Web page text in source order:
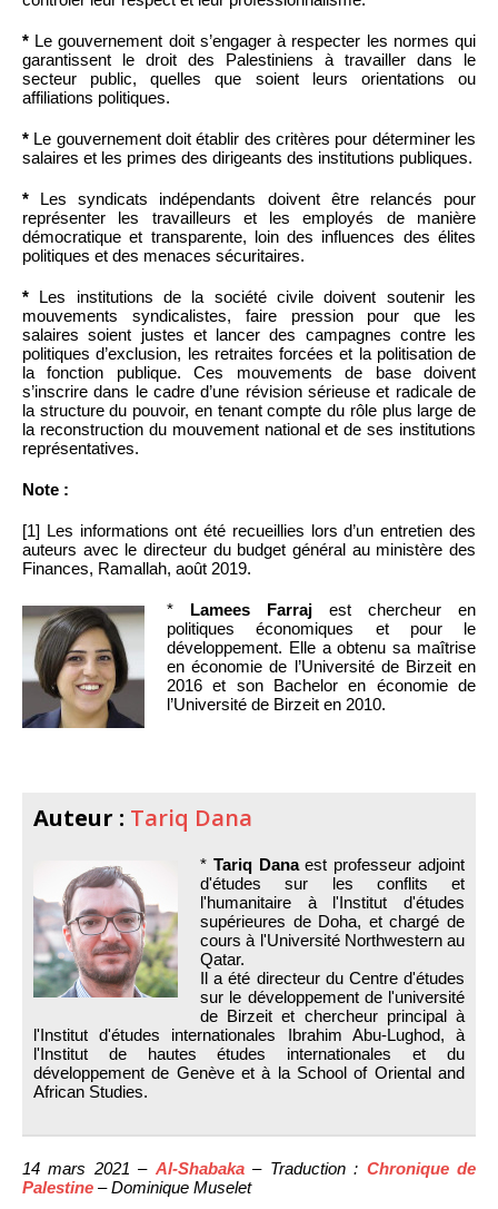
* Le gouvernement doit s’engager à respecter les normes qui
garantissent le droit des Palestiniens à travailler dans le
secteur public, quelles que soient leurs orientations ou
affiliations politiques.
* Le gouvernement doit établir des critères pour déterminer les
salaires et les primes des dirigeants des institutions publiques.
* Les syndicats indépendants doivent être relancés pour
représenter les travailleurs et les employés de manière
démocratique et transparente, loin des influences des élites
politiques et des menaces sécuritaires.
* Les institutions de la société civile doivent soutenir les
mouvements syndicalistes, faire pression pour que les
salaires soient justes et lancer des campagnes contre les
politiques d’exclusion, les retraites forcées et la politisation de
la fonction publique. Ces mouvements de base doivent
s’inscrire dans le cadre d’une révision sérieuse et radicale de
la structure du pouvoir, en tenant compte du rôle plus large de
la reconstruction du mouvement national et de ses institutions
représentatives.
Note :
[1] Les informations ont été recueillies lors d’un entretien des
auteurs avec le directeur du budget général au ministère des
Finances, Ramallah, août 2019.
* Lamees Farraj est chercheur en
politiques économiques et pour le
développement. Elle a obtenu sa maîtrise
en économie de l’Université de Birzeit en
2016 et son Bachelor en économie de
l’Université de Birzeit en 2010.
Auteur : Tariq Dana
* Tariq Danaest professeur adjoint
d'études sur les conflits et
l'humanitaire à l'Institut d'études
supérieures de Doha, et chargé de
cours à l'Université Northwestern au
Qatar.
Il a été directeur du Centre d'études
sur le développement de l'université
de Birzeit et chercheur principal à
l'Institut d'études internationales Ibrahim Abu-Lughod, à
l'Institut de hautes études internationales et du
développement de Genève et à la School of Oriental and
African Studies.
14 mars 2021 – Al-Shabaka– Traduction : Chronique de
Palestine – Dominique Muselet